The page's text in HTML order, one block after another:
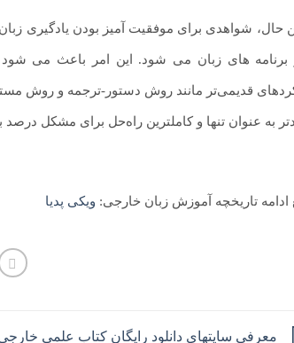
حال، شواهدی برای موفقیت آمیز بودن یادگیری
برنامه های زبان می شود. این امر باعث می
قدیمی‌تر مانند روش دستور-ترجمه و روش
به عنوان تنها و کاملترین راه‌حل برای مشکل
ادامه تاریخچه آموزش زبان خارجی: ویکی پدیا
معرفی سایتهای دانلود رایگان کتاب علمی